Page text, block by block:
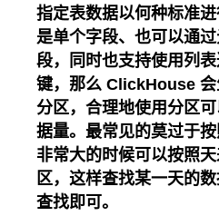
指定表数据以何种标准
是单个字段、也可以通
段，同时也支持使用列
键，那么 ClickHouse
分区，合理地使用分区
据量。最常见的莫过于
非常大的时候可以按照
区，这样查找某一天的
查找即可。